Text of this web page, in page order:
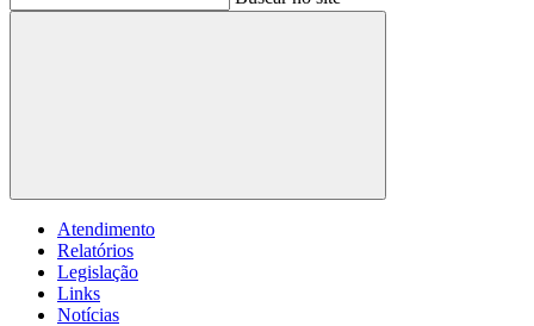
Buscar
Atendimento
Relatórios
Legislação
Links
Notícias